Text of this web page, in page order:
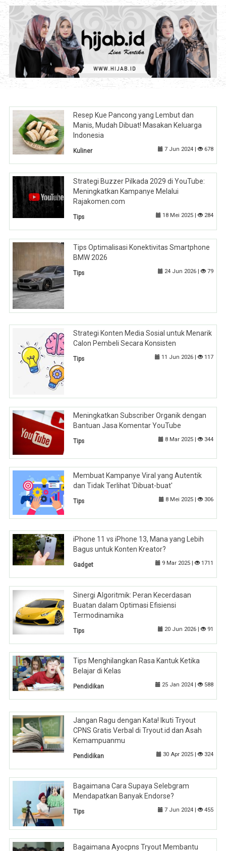
Resep Kue Pancong yang Lembut dan
Manis, Mudah Dibuat! Masakan Keluarga
Indonesia
Kuliner 7 Jun 2024 | 678
Strategi Buzzer Pilkada 2029 di YouTube:
Meningkatkan Kampanye Melalui
Rajakomen.com
Tips 18 Mei 2025 | 284
Tips Optimalisasi Konektivitas Smartphone
BMW 2026
Tips 24 Jun 2026 | 79
Strategi Konten Media Sosial untuk Menarik
Calon Pembeli Secara Konsisten
Tips 11 Jun 2026 | 117
Meningkatkan Subscriber Organik dengan
Bantuan Jasa Komentar YouTube
Tips 8 Mar 2025 | 344
Membuat Kampanye Viral yang Autentik
dan Tidak Terlihat 'Dibuat-buat'
Tips 8 Mei 2025 | 306
iPhone 11 vs iPhone 13, Mana yang Lebih
Bagus untuk Konten Kreator?
Gadget 9 Mar 2025 | 1711
Sinergi Algoritmik: Peran Kecerdasan
Buatan dalam Optimasi Efisiensi
Termodinamika
Tips 20 Jun 2026 | 91
Tips Menghilangkan Rasa Kantuk Ketika
Belajar di Kelas
Pendidikan 25 Jan 2024 | 588
Jangan Ragu dengan Kata! Ikuti Tryout
CPNS Gratis Verbal di Tryout.id dan Asah
Kemampuanmu
Pendidikan 30 Apr 2025 | 324
Bagaimana Cara Supaya Selebgram
Mendapatkan Banyak Endorse?
Tips 7 Jun 2024 | 455
Bagaimana Ayocpns Tryout Membantu